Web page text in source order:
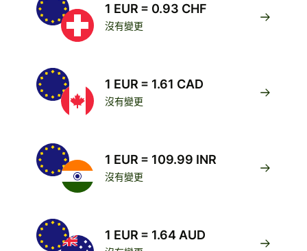
1 EUR = 0.93 CHF
沒有變更
1 EUR = 1.61 CAD
沒有變更
1 EUR = 109.99 INR
沒有變更
1 EUR = 1.64 AUD